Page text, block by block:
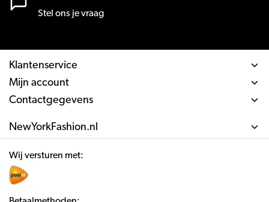
Stel ons je vraag
Klantenservice
Mijn account
Contactgegevens
NewYorkFashion.nl
Wij versturen met: